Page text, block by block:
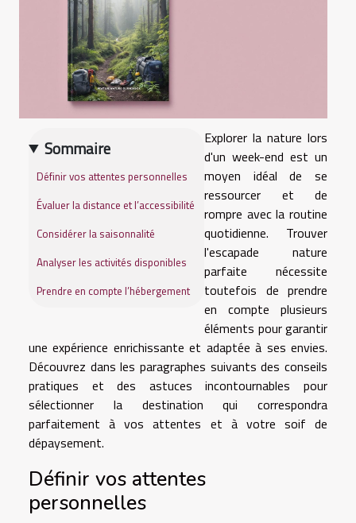
Sommaire
Définir vos attentes personnelles
Évaluer la distance et l’accessibilité
Considérer la saisonnalité
Analyser les activités disponibles
Prendre en compte l’hébergement
Explorer la nature lors
d'un week-end est un
moyen idéal de se
ressourcer et de
rompre avec la routine
quotidienne. Trouver
l'escapade nature
parfaite nécessite
toutefois de prendre
en compte plusieurs
éléments pour garantir
une expérience enrichissante et adaptée à ses envies.
Découvrez dans les paragraphes suivants des conseils
pratiques et des astuces incontournables pour
sélectionner la destination qui correspondra
parfaitement à vos attentes et à votre soif de
dépaysement.
Définir vos attentes
personnelles